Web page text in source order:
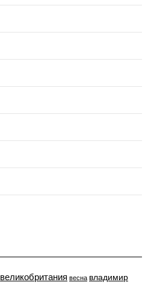
великобритания весна владимир